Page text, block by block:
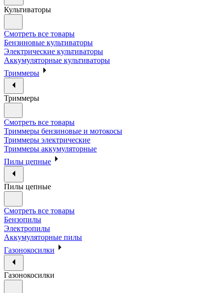
Культиваторы
Смотреть все товары
Бензиновые культиваторы
Электрические культиваторы
Аккумуляторные культиваторы
Триммеры
Триммеры
Смотреть все товары
Триммеры бензиновые и мотокосы
Триммеры электрические
Триммеры аккумуляторные
Пилы цепные
Пилы цепные
Смотреть все товары
Бензопилы
Электропилы
Аккумуляторные пилы
Газонокосилки
Газонокосилки